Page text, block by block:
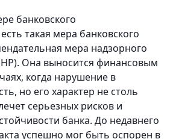
банковского
такая мера банковского
мера надзорного
Она выносится финансовым
когда нарушение в
но его характер не столь
серьезных рисков и
банка. До недавнего
успешно мог быть оспорен в